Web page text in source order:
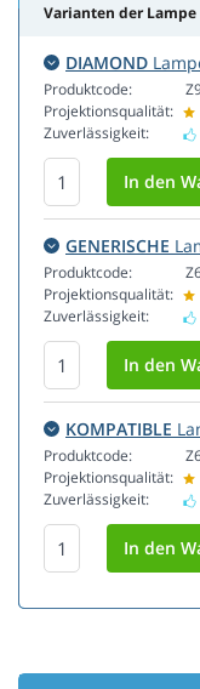
Varianten der Lampe
DIAMOND
Produktcode:
Projektionsqualität:
Zuverlässigkeit:
GENERISCHE
Produktcode:
Projektionsqualität:
Zuverlässigkeit:
KOMPATIBLE
Produktcode:
Projektionsqualität:
Zuverlässigkeit: